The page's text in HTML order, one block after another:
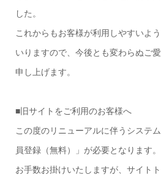
した。
これからもお客様が利用しやすいよ
いりますので、今後とも変わらぬご
申し上げます。
■旧サイトをご利用のお客様へ
この度のリニューアルに伴うシステ
員登録（無料）」が必要となります。
お手数お掛けいたしますが、サイト